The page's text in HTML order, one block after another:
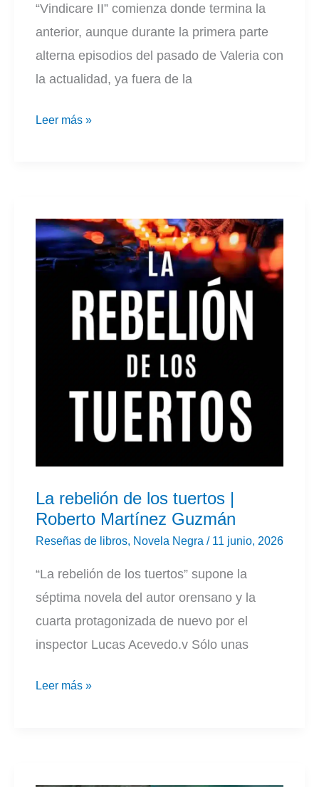
“Vindicare II” comienza donde termina la
anterior, aunque durante la primera parte
alterna episodios del pasado de Valeria con
la actualidad, ya fuera de la
Vindicare
Leer más »
La rebelión de los tuertos |
Roberto Martínez Guzmán
Reseñas de libros, Novela Negra / 11 junio, 2026
“La rebelión de los tuertos” supone la
séptima novela del autor orensano y la
cuarta protagonizada de nuevo por el
inspector Lucas Acevedo.v Sólo unas
La
Leer más »